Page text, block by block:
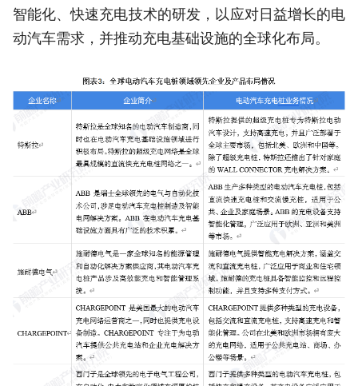
智能化、快速充电技术的研发，以应对日益增长的电
动汽车需求，并推动充电基础设施的全球化布局。